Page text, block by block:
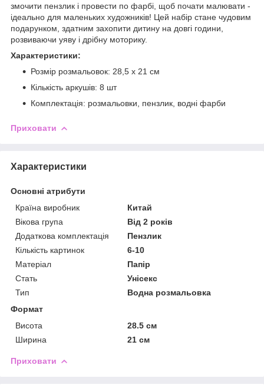
змочити пензлик і провести по фарбі, щоб почати малювати -
ідеально для маленьких художників! Цей набір стане чудовим
подарунком, здатним захопити дитину на довгі години,
розвиваючи уяву і дрібну моторику.
Характеристики:
Розмір розмальовок: 28,5 х 21 см
Кількість аркушів: 8 шт
Комплектація: розмальовки, пензлик, водні фарби
Приховати
Характеристики
Основні атрибути
Країна виробник
Китай
Вікова група
Від 2 років
Додаткова комплектація
Пензлик
Кількість картинок
6-10
Матеріал
Папір
Стать
Унісекс
Тип
Водна розмальовка
Формат
Висота
28.5 см
Ширина
21 см
Приховати